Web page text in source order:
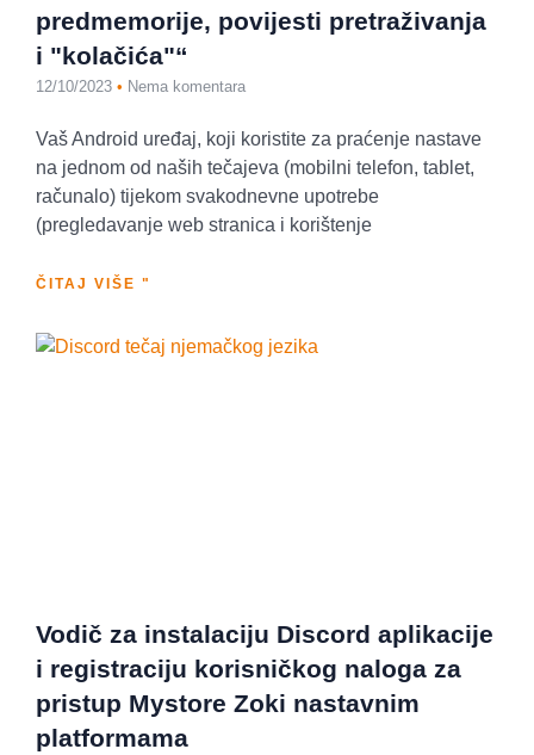
predmemorije, povijesti pretraživanja
i "kolačića"“
12/10/2023 Nema komentara
Vaš Android uređaj, koji koristite za praćenje nastave
na jednom od naših tečajeva (mobilni telefon, tablet,
računalo) tijekom svakodnevne upotrebe
(pregledavanje web stranica i korištenje
ČITAJ VIŠE "
Vodič za instalaciju Discord aplikacije
i registraciju korisničkog naloga za
pristup Mystore Zoki nastavnim
platformama